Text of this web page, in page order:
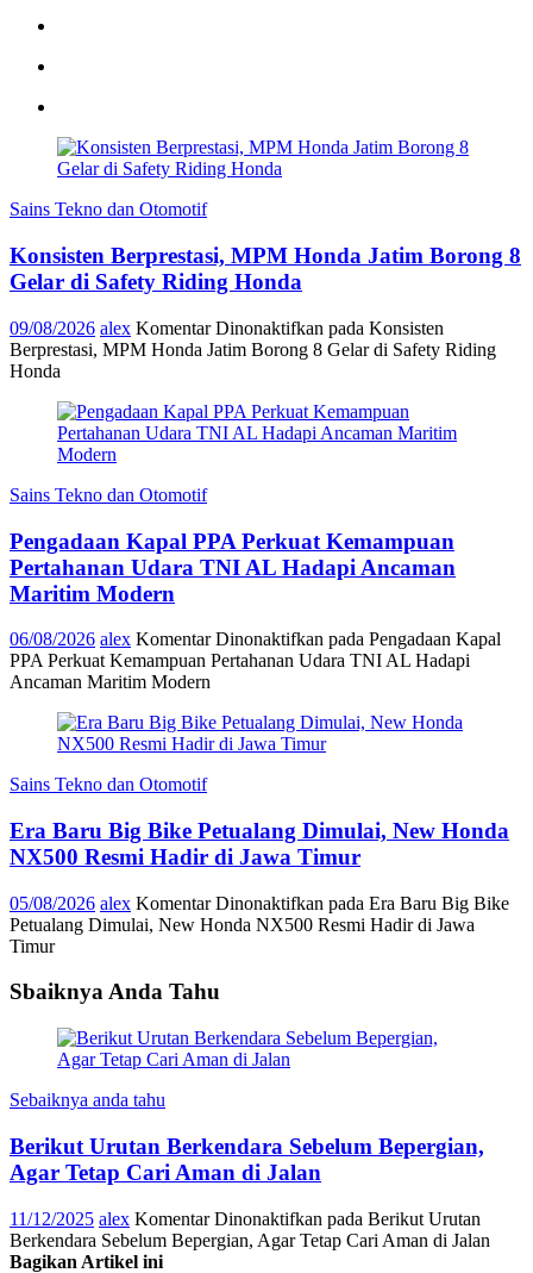
Sains Tekno dan Otomotif
Konsisten Berprestasi, MPM Honda Jatim Borong 8
Gelar di Safety Riding Honda
09/08/2026 alex Komentar Dinonaktifkan pada Konsisten
Berprestasi, MPM Honda Jatim Borong 8 Gelar di Safety Riding
Honda
Sains Tekno dan Otomotif
Pengadaan Kapal PPA Perkuat Kemampuan
Pertahanan Udara TNI AL Hadapi Ancaman
Maritim Modern
06/08/2026 alex Komentar Dinonaktifkan pada Pengadaan Kapal
PPA Perkuat Kemampuan Pertahanan Udara TNI AL Hadapi
Ancaman Maritim Modern
Sains Tekno dan Otomotif
Era Baru Big Bike Petualang Dimulai, New Honda
NX500 Resmi Hadir di Jawa Timur
05/08/2026 alex Komentar Dinonaktifkan pada Era Baru Big Bike
Petualang Dimulai, New Honda NX500 Resmi Hadir di Jawa
Timur
Sbaiknya Anda Tahu
Sebaiknya anda tahu
Berikut Urutan Berkendara Sebelum Bepergian,
Agar Tetap Cari Aman di Jalan
11/12/2025 alex Komentar Dinonaktifkan pada Berikut Urutan
Berkendara Sebelum Bepergian, Agar Tetap Cari Aman di Jalan
Bagikan Artikel ini